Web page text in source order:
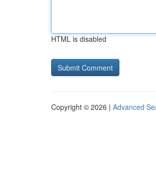
HTML is disabled
Copyright © 2026 | Advanced